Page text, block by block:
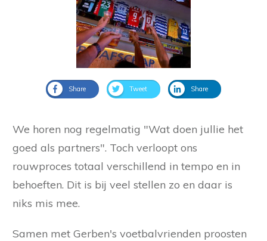
Share Tweet Share
We horen nog regelmatig "Wat doen jullie het
goed als partners". Toch verloopt ons
rouwproces totaal verschillend in tempo en in
behoeften. Dit is bij veel stellen zo en daar is
niks mis mee.
Samen met Gerben's voetbalvrienden proosten